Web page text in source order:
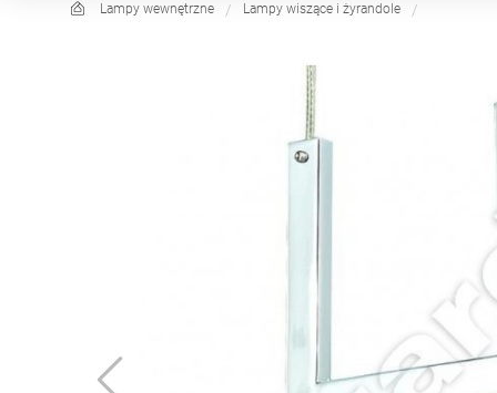
Lampy wewnętrzne Lampy wiszące i żyrandole